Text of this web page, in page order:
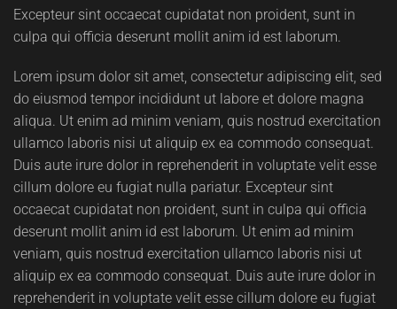
Excepteur sint occaecat cupidatat non proident, sunt in
culpa qui officia deserunt mollit anim id est laborum.
Lorem ipsum dolor sit amet, consectetur adipiscing elit, sed
do eiusmod tempor incididunt ut labore et dolore magna
aliqua. Ut enim ad minim veniam, quis nostrud exercitation
ullamco laboris nisi ut aliquip ex ea commodo consequat.
Duis aute irure dolor in reprehenderit in voluptate velit esse
cillum dolore eu fugiat nulla pariatur. Excepteur sint
occaecat cupidatat non proident, sunt in culpa qui officia
deserunt mollit anim id est laborum. Ut enim ad minim
veniam, quis nostrud exercitation ullamco laboris nisi ut
aliquip ex ea commodo consequat. Duis aute irure dolor in
reprehenderit in voluptate velit esse cillum dolore eu fugiat